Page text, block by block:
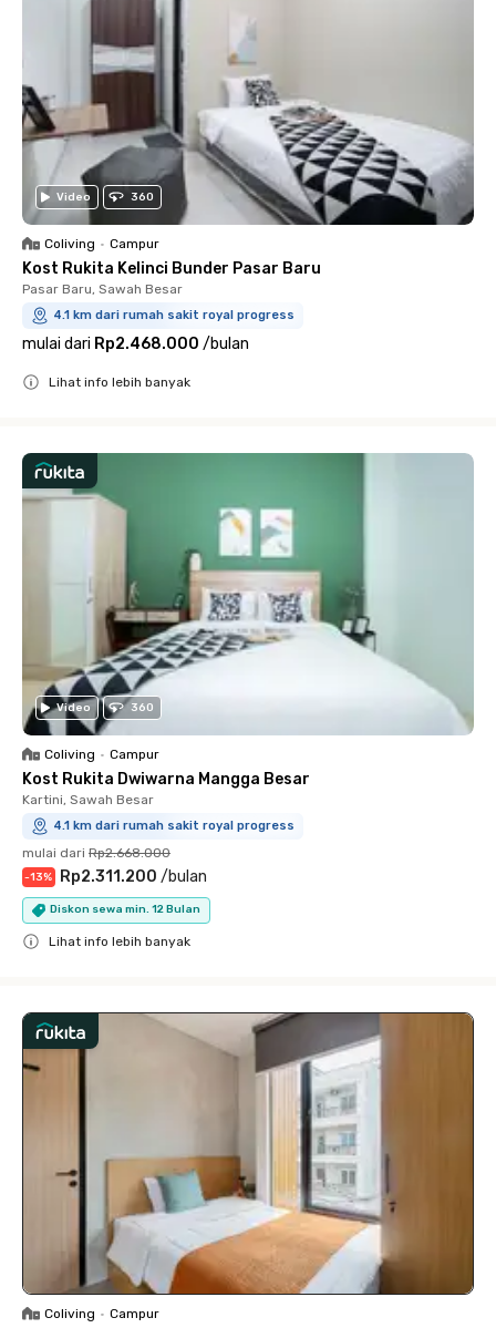
Video 360
Coliving • Campur
Kost Rukita Kelinci Bunder Pasar Baru
Pasar Baru, Sawah Besar
4.1 km dari rumah sakit royal progress
mulai dari Rp2.468.000 /bulan
Lihat info lebih banyak
Video 360
Coliving • Campur
Kost Rukita Dwiwarna Mangga Besar
Kartini, Sawah Besar
4.1 km dari rumah sakit royal progress
mulai dari Rp2.668.000
-13% Rp2.311.200 /bulan
Diskon sewa min. 12 Bulan
Lihat info lebih banyak
Coliving • Campur